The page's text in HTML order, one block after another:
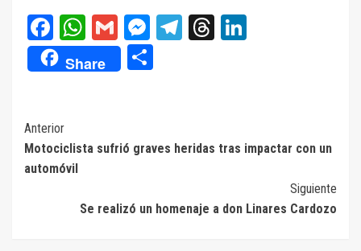
Facebook
WhatsApp
GmailMessenger
Telegram
Threads
Share
Navegación
de
Anterior
Motociclista sufrió graves heridas tras impactar con un
automóvil
Siguiente
Se realizó un homenaje a don Linares Cardozo